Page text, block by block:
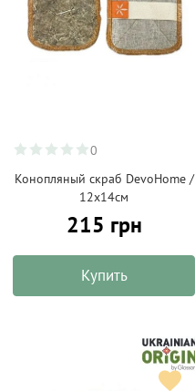
0
Конопляный скраб DevoHome /
12х14см
215 грн
Купить